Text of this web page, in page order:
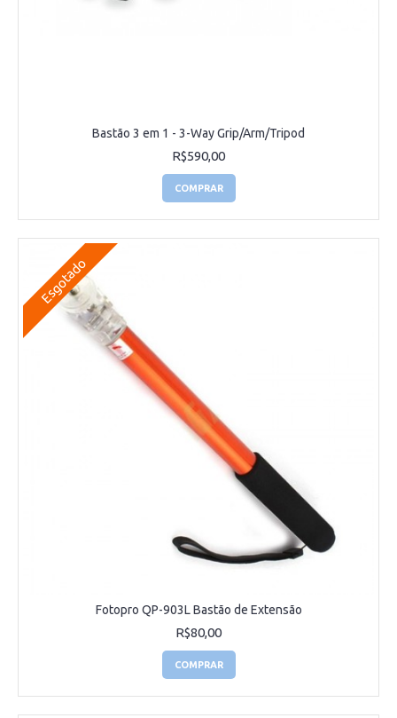
Bastão 3 em 1 - 3-Way Grip/Arm/Tripod
R$590,00
COMPRAR
Esgotado
Fotopro QP-903L Bastão de Extensão
R$80,00
COMPRAR